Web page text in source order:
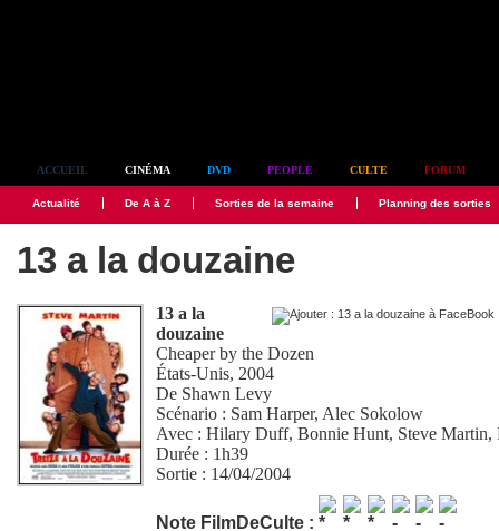
ACCUEIL CINÉMA DVD PEOPLE CULTE FORUM
Actualité De A à Z Sorties de la semaine Planning des sorties
13 a la douzaine
13 a la
douzaine
Cheaper by the Dozen
États-Unis, 2004
De Shawn Levy
Scénario : Sam Harper, Alec Sokolow
Avec :Hilary Duff,Bonnie Hunt, Steve Martin,
Durée : 1h39
Sortie : 14/04/2004
Note FilmDeCulte :